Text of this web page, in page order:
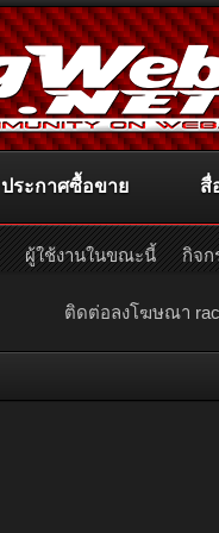
ติดต่อลงโฆษณา
ประกาศซื้อขาย สื่
ผู้ใช้งานในขณะนี้ กิจก